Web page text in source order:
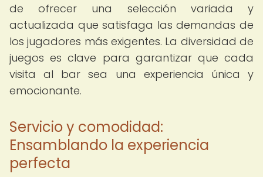
de ofrecer una selección variada y
actualizada que satisfaga las demandas de
los jugadores más exigentes. La diversidad de
juegos es clave para garantizar que cada
visita al bar sea una experiencia única y
emocionante.
Servicio y comodidad:
Ensamblando la experiencia
perfecta